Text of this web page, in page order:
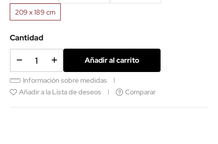
209 x 189 cm
Cantidad
Añadir al carrito
Información sobre medidas
Añadir a la Lista de deseos
Comparar